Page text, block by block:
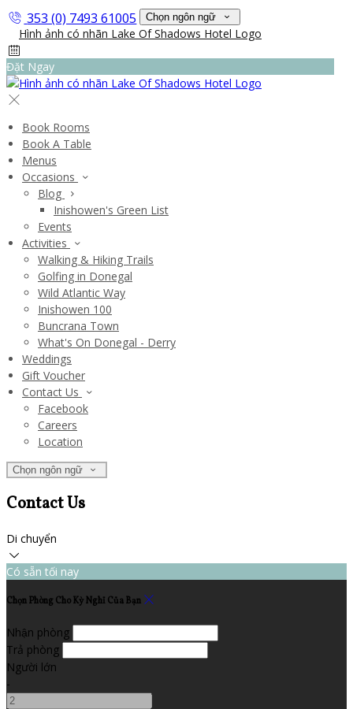
353 (0) 7493 61005 Chọn ngôn ngữ
Đặt Ngay
Book Rooms
Book A Table
Menus
Occasions
Blog
Inishowen's Green List
Events
Activities
Walking & Hiking Trails
Golfing in Donegal
Wild Atlantic Way
Inishowen 100
Buncrana Town
What's On Donegal - Derry
Weddings
Gift Voucher
Contact Us
Facebook
Careers
Location
Chọn ngôn ngữ
Contact Us
Di chuyển
Có sẵn tối nay
Chọn Phòng Cho Kỳ Nghỉ Của Bạn
Nhận phòng
Trả phòng
Người lớn
-